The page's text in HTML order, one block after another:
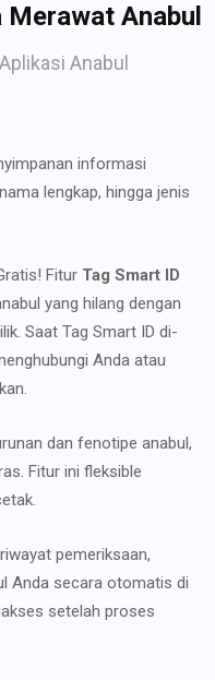
Anabul
Anabul
informasi
lengkap, hingga jenis
Fitur Tag Smart ID
yang hilang dengan
Saat Tag Smart ID di-
Anda atau
dan fenotipe anabul,
Fitur ini fleksible
pemeriksaan,
Anda secara otomatis di
setelah proses